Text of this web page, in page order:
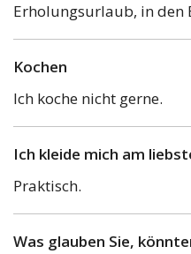
Erholungsurlaub, in den
Kochen
Ich koche nicht gerne.
Ich kleide mich am
Praktisch.
Was glauben Sie,